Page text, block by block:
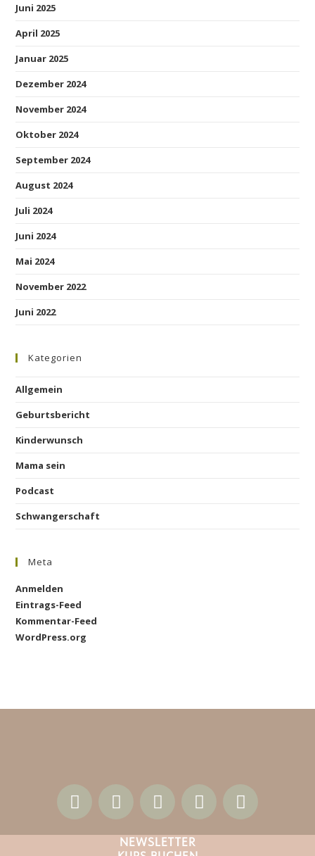
Juni 2025
April 2025
Januar 2025
Dezember 2024
November 2024
Oktober 2024
September 2024
August 2024
Juli 2024
Juni 2024
Mai 2024
November 2022
Juni 2022
Kategorien
Allgemein
Geburtsbericht
Kinderwunsch
Mama sein
Podcast
Schwangerschaft
Meta
Anmelden
Eintrags-Feed
Kommentar-Feed
WordPress.org
NEWSLETTER